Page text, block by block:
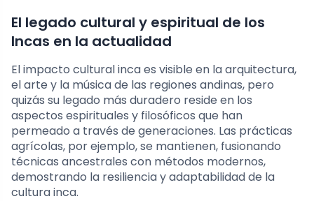
El legado cultural y espiritual de los
Incas en la actualidad
El impacto cultural inca es visible en la arquitectura,
el arte y la música de las regiones andinas, pero
quizás su legado más duradero reside en los
aspectos espirituales y filosóficos que han
permeado a través de generaciones. Las prácticas
agrícolas, por ejemplo, se mantienen, fusionando
técnicas ancestrales con métodos modernos,
demostrando la resiliencia y adaptabilidad de la
cultura inca.